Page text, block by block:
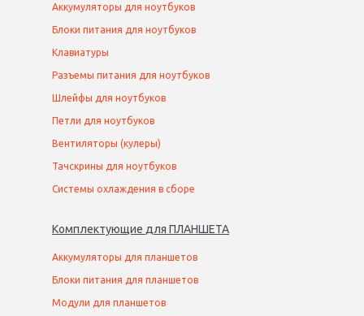
Аккумуляторы для ноутбуков
Блоки питания для ноутбуков
Клавиатуры
Разъемы питания для ноутбуков
Шлейфы для ноутбуков
Петли для ноутбуков
Вентиляторы (кулеры)
Тачскрины для ноутбуков
Системы охлаждения в сборе
Комплектующие для ПЛАНШЕТА
Аккумуляторы для планшетов
Блоки питания для планшетов
Модули для планшетов